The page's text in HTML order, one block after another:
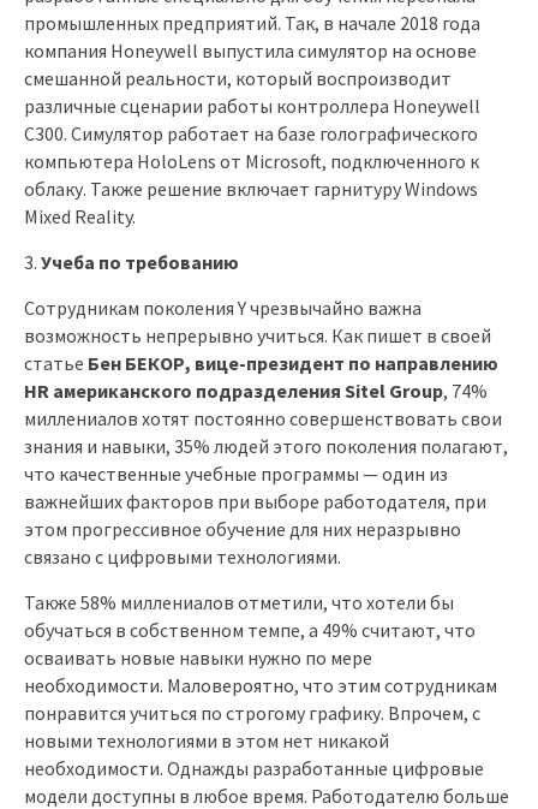
промышленных предприятий. Так, в начале 2018 года
компания Honeywell выпустила симулятор на основе
смешанной реальности, который воспроизводит
различные сценарии работы контроллера Honeywell
C300. Симулятор работает на базе голографического
компьютера HoloLens от Microsoft, подключенного к
облаку. Также решение включает гарнитуру Windows
Mixed Reality.
Учеба по требованию
Сотрудникам поколения Y чрезвычайно важна
возможность непрерывно учиться. Как пишет в своей
статье Бен БЕКОР, вице-президент по направлению
HR американского подразделения Sitel Group, 74%
миллениалов хотят постоянно совершенствовать свои
знания и навыки, 35% людей этого поколения полагают,
что качественные учебные программы — один из
важнейших факторов при выборе работодателя, при
этом прогрессивное обучение для них неразрывно
связано с цифровыми технологиями.
Также 58% миллениалов отметили, что хотели бы
обучаться в собственном темпе, а 49% считают, что
осваивать новые навыки нужно по мере
необходимости. Маловероятно, что этим сотрудникам
понравится учиться по строгому графику. Впрочем, с
новыми технологиями в этом нет никакой
необходимости. Однажды разработанные цифровые
модели доступны в любое время. Работодателю больше